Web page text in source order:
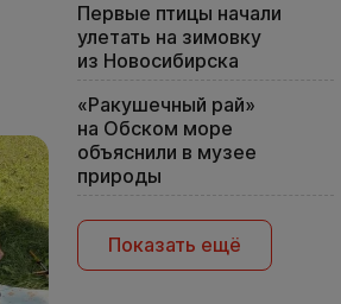
Первые птицы начали
улетать на зимовку
из Новосибирска
«Ракушечный рай»
на Обском море
объяснили в музее
природы
Показать ещё